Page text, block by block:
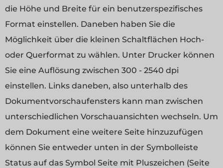
die Höhe und Breite für ein benutzerspezifisches
Format einstellen. Daneben haben Sie die
Möglichkeit über die kleinen Schaltflächen Hoch-
oder Querformat zu wählen. Unter Drucker können
Sie eine Auflösung zwischen 300 - 2540 dpi
einstellen. Links daneben, also unterhalb des
Dokumentvorschaufensters kann man zwischen
unterschiedlichen Vorschauansichten wechseln. Um
dem Dokument eine weitere Seite hinzuzufügen
können Sie entweder unten in der Symbolleiste
Status auf das Symbol Seite mit Pluszeichen (Seite